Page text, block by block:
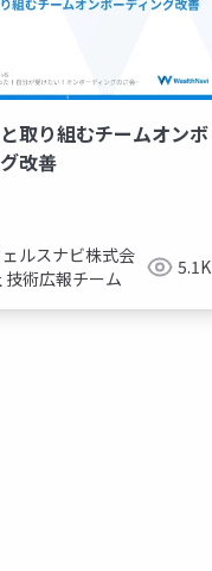
取り組むチームオンボ
改善
ェルスナビ株式会
技術広報チーム
5.1K